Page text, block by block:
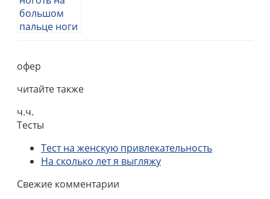
офер
читайте также
ч.ч.
Тесты
Тест на женскую привлекательность
На сколько лет я выгляжу
Свежие комментарии